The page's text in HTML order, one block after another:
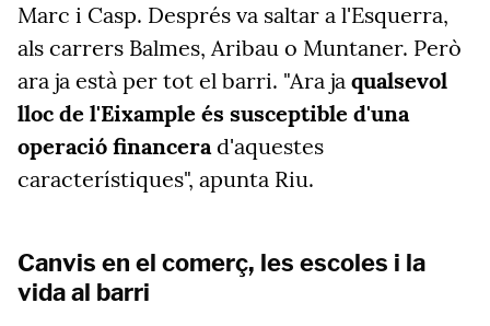
Marc i Casp. Després va saltar a l'Esquerra,
als carrers Balmes, Aribau o Muntaner. Però
ara ja està per tot el barri. "Ara ja qualsevol
lloc de l'Eixample és susceptible d'una
operació financerad'aquestes
característiques", apunta Riu.
Canvis en el comerç, les escoles i la
vida al barri